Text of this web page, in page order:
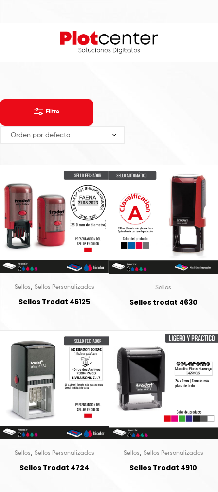
Filtro
Sellos, Sellos Personalizados
Sellos Trodat 46125
Sellos
Sellos trodat 4630
Sellos Sellos Personalizados
Sellos Trodat 4724
Sellos Sellos Personalizados
Sellos Trodat 4910